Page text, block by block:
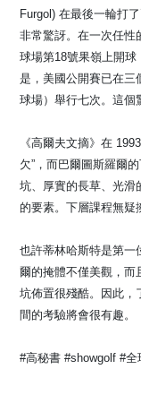
Furgol) 在最後一輪打
非常驚訝。在一次任性
球場第18號果嶺上開
是，美國公開賽已在三
球場）舉行七次。這個
《高爾夫文摘》在
欠”，而巴爾圖斯羅爾
坑、厚實的長草、光滑
的要素。下層課程無疑
也許蒂林哈斯特是第一
爾的掩體不僅美觀，而
坑佈置很殘酷。因此，
間的考驗將會很有趣。
#高秘書 #showgolf #全